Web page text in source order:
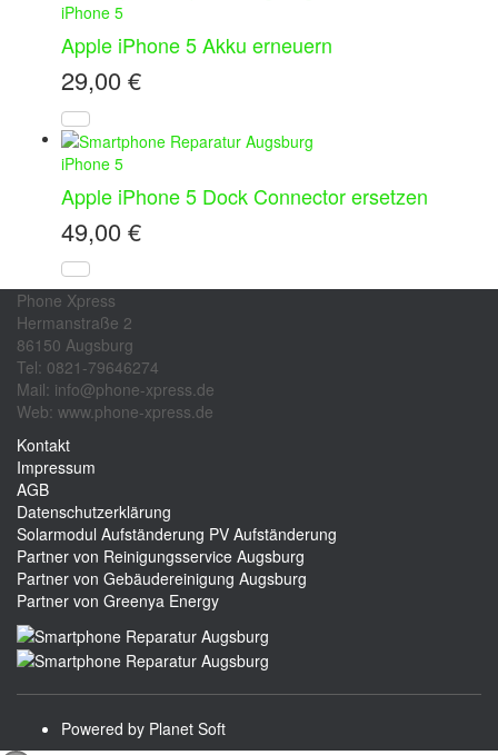
iPhone 5
Apple iPhone 5 Akku erneuern
29,00 €
iPhone 5
Apple iPhone 5 Dock Connector ersetzen
49,00 €
Phone Xpress
Hermanstraße 2
86150 Augsburg
Tel: 0821-79646274
Mail: info@phone-xpress.de
Web: www.phone-xpress.de
Kontakt
Impressum
AGB
Datenschutzerklärung
Solarmodul Aufständerung PV Aufständerung
Partner von Reinigungsservice Augsburg
Partner von Gebäudereinigung Augsburg
Partner von Greenya Energy
Powered by Planet Soft